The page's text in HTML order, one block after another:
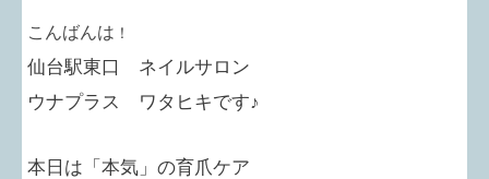
こんばんは ！
仙台駅東口 ネイルサロン
ウナプラス ワタヒキです♪
本日は「本気」の育爪ケア